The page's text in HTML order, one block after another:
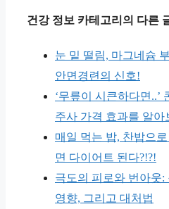
건강 정보 카테고리의 다른
눈 밑 떨림, 마그네슘
안면경련의 신호!
‘무릎이 시큰하다면..’
주사 가격 효과를 알아
매일 먹는 밥, 찬밥으
면 다이어트 된다?!?!
극도의 피로와 번아웃:
영향, 그리고 대처법